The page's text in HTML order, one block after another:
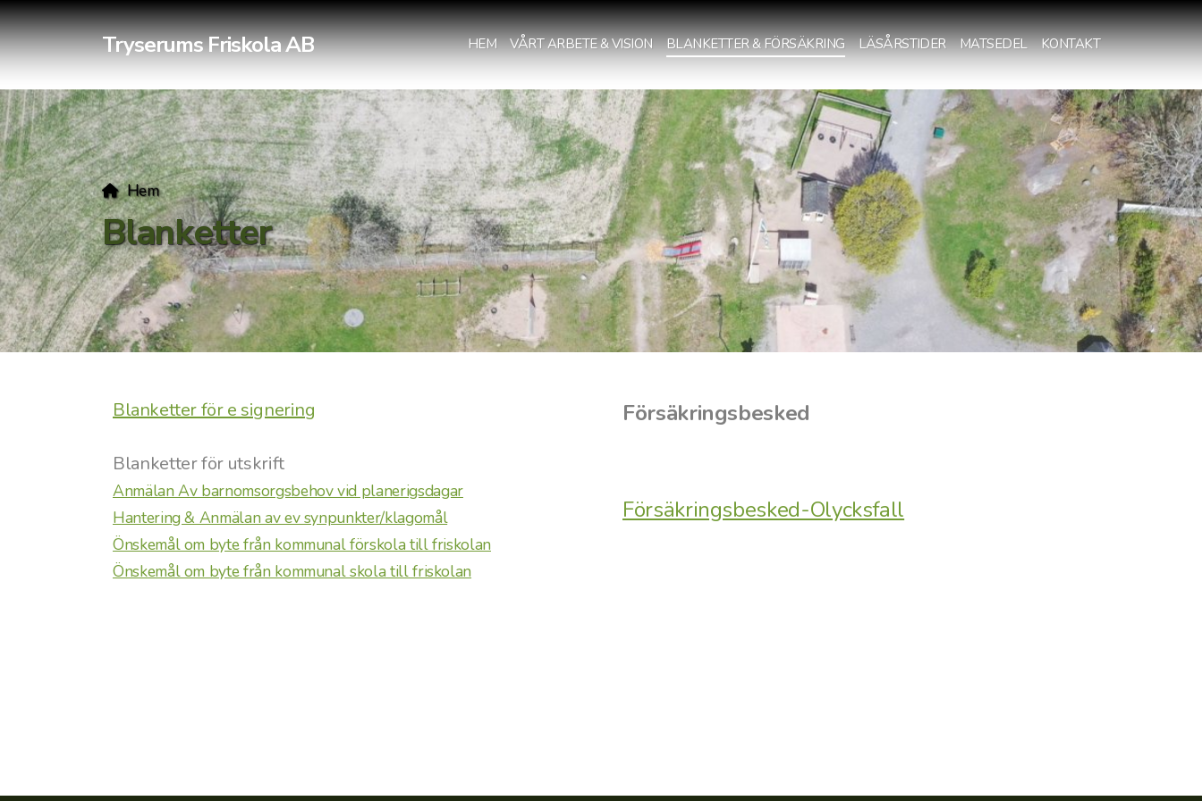
Tryserums Friskola AB HEM VÅRT ARBETE & VISION BLANKETTER & FÖRSÄKRING LÄSÅRSTIDER MATSEDEL KONTAKT
Hem
Blanketter
Blanketter för e signering
Blanketter för utskrift
Anmälan Av barnomsorgsbehov vid planerigsdagar
Hantering & Anmälan av ev synpunkter/klagomål
Önskemål om byte från kommunal förskola till friskolan
Önskemål om byte från kommunal skola till friskolan
Försäkringsbesked
Försäkringsbesked-Olycksfall